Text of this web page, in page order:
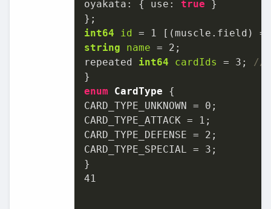
oyakata: { use: true }
int64
id = 1 [(muscle.field) =
string
name = 2 ;
repeated int64 cardIds = 3 ; //
enum
CardType {
CARD_TYPE_UNKNOWN = 0 ;
CARD_TYPE_ATTACK =
1 ;
CARD_TYPE_DEFENSE = 2 ;
CARD_TYPE_SPECIAL = 3 ;
41